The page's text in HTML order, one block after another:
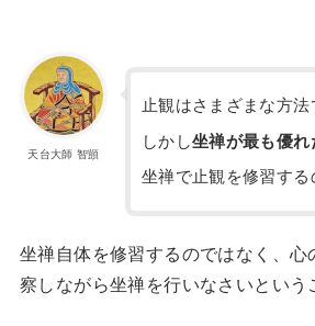
天台大師 智顗
止観はさまざまな方法
しかし坐禅が最も優れ
坐禅で止観を修習する
坐禅自体を修習するのではなく、心
察しながら坐禅を行いなさいという